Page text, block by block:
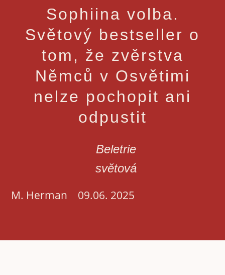
Sophiina volba.
Světový bestseller o
tom, že zvěrstva
Němců v Osvětimi
nelze pochopit ani
odpustit
Beletrie
světová
M. Herman 09.06. 2025